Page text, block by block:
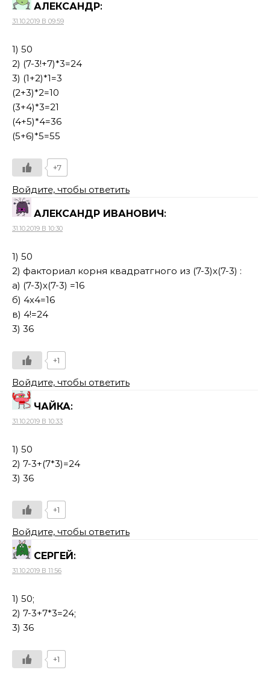
АЛЕКСАНДР:
31.10.2019 В 09:59
1) 50
2) (7-3!+7)*3=24
3) (1+2)*1=3
(2+3)*2=10
(3+4)*3=21
(4+5)*4=36
(5+6)*5=55
+7
Войдите, чтобы ответить
АЛЕКСАНДР ИВАНОВИЧ:
31.10.2019 В 10:30
1) 50
2) факториал корня квадратгного из (7-3)х(7-3) :
а) (7-3)х(7-3) =16
б) 4х4=16
в) 4!=24
3) 36
+1
Войдите, чтобы ответить
ЧАЙКА:
31.10.2019 В 10:33
1) 50
2) 7-3+(7*3)=24
3) 36
+1
Войдите, чтобы ответить
СЕРГЕЙ:
31.10.2019 В 11:56
1) 50;
2) 7-3+7*3=24;
3) 36
+1